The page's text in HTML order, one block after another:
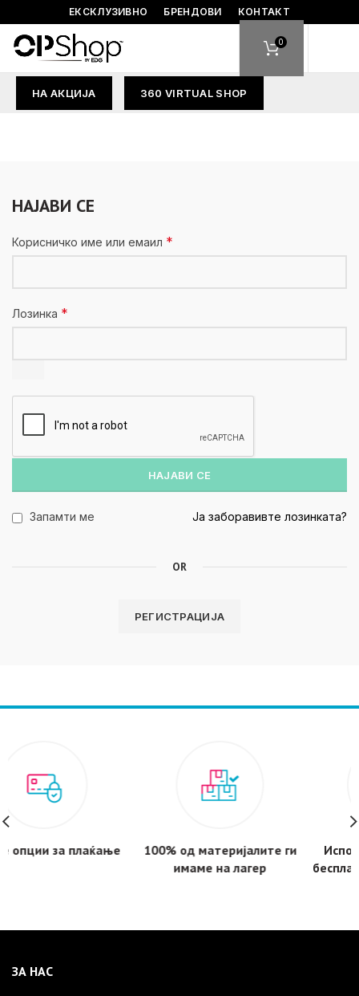
ЕКСКЛУЗИВНО БРЕНДОВИ КОНТАКТ
0
НА АКЦИЈА 360 VIRTUAL SHOP
НАЈАВИ СЕ
Корисничко име или емаил *
Лозинка *
НАЈАВИ СЕ
Ја заборавивте лозинката?
Запамти ме
OR
РЕГИСТРАЦИЈА
100% од материјалите ги
Испорака за 1-3
бесплатнa за нарачки
ЗА НАС